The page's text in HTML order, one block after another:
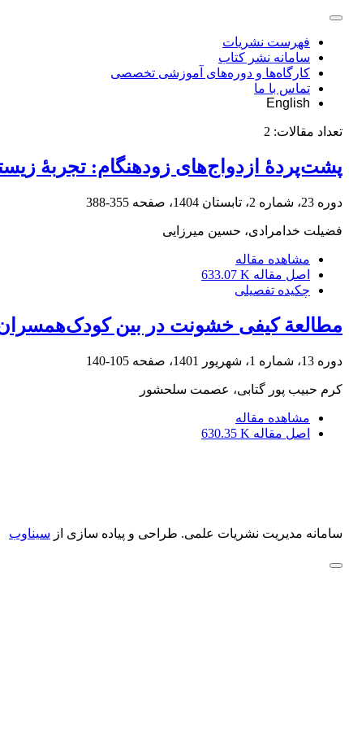
فهرست نشریات
سامانه نشر کتاب
کارگاه‌ها و دوره‌های آموزشی تخصصی
تماس با ما
English
تعداد مقالات: 2
پشت‌پردۀ ازدواج‌های زودهنگام: تجربۀ زیستۀ دختران زیر 18 سال از
دوره 23، شماره 2، تابستان 1404، صفحه 355-388
فضیلت خدامرادی، حسین میرزایی
مشاهده مقاله
اصل مقاله 633.07 K
چکیده تفصیلی
مطالعة کیفی خشونت در بین کودک‌همسران
دوره 13، شماره 1، شهریور 1401، صفحه 105-140
کرم حبیب پور گتابی، عصمت سلحشور
مشاهده مقاله
اصل مقاله 630.35 K
سامانه مدیریت نشریات علمی. طراحی و پیاده سازی از سیناوب